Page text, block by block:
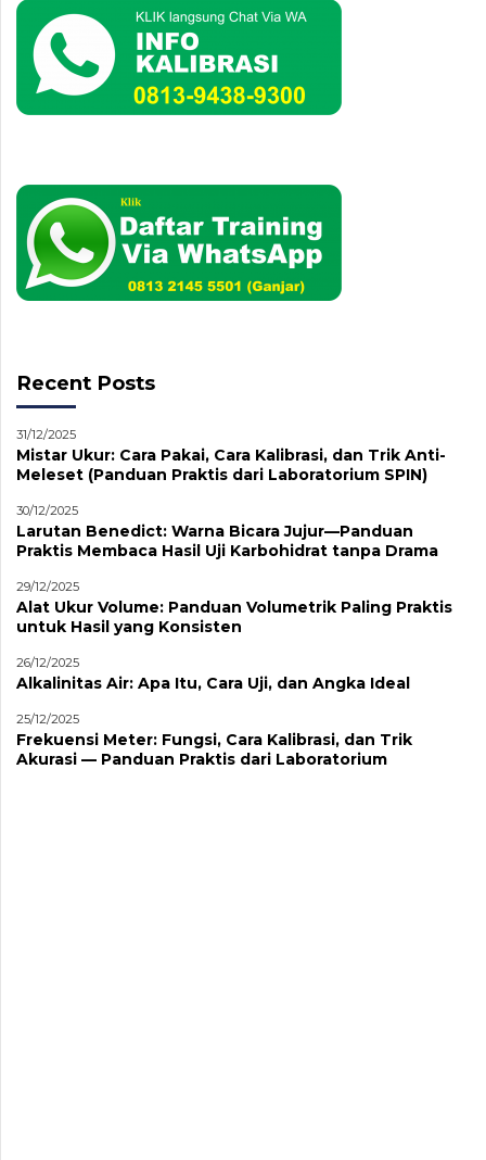
Recent Posts
31/12/2025
Mistar Ukur: Cara Pakai, Cara Kalibrasi, dan Trik Anti-
Meleset (Panduan Praktis dari Laboratorium SPIN)
30/12/2025
Larutan Benedict: Warna Bicara Jujur—Panduan
Praktis Membaca Hasil Uji Karbohidrat tanpa Drama
29/12/2025
Alat Ukur Volume: Panduan Volumetrik Paling Praktis
untuk Hasil yang Konsisten
26/12/2025
Alkalinitas Air: Apa Itu, Cara Uji, dan Angka Ideal
25/12/2025
Frekuensi Meter: Fungsi, Cara Kalibrasi, dan Trik
Akurasi — Panduan Praktis dari Laboratorium